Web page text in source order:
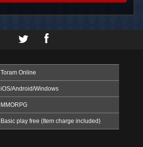
Toram Online
iOS/Android/Windows
MMORPG
Basic play free (Item charge included)